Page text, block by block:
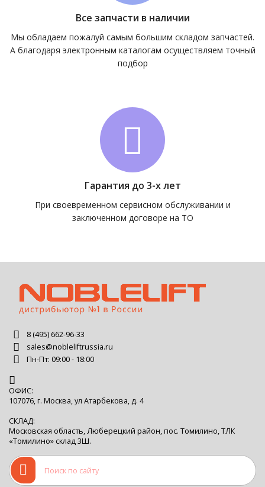
Все запчасти в наличии
Мы обладаем пожалуй самым большим складом запчастей.
А благодаря электронным каталогам осуществляем точный
подбор
Гарантия до 3-х лет
При своевременном сервисном обслуживании и
заключенном договоре на ТО
8 (495) 662-96-33
sales@nobleliftrussia.ru
Пн-Пт: 09:00 - 18:00
ОФИС:
107076, г. Москва, ул Атарбекова, д. 4
СКЛАД:
Московская область, Люберецкий район, пос. Томилино, ТЛК
«Томилино» склад 3Ш.